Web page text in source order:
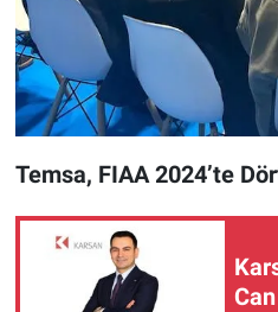
Temsa, FIAA 2024’te